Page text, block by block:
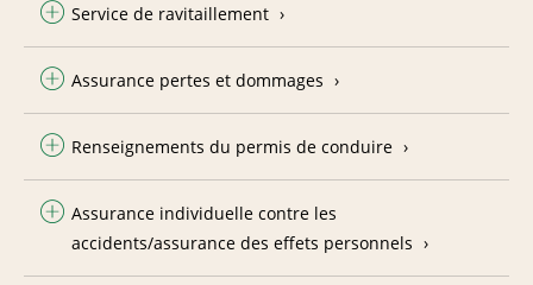
Service de ravitaillement
Assurance pertes et dommages
Renseignements du permis de conduire
Assurance individuelle contre les
accidents/assurance des effets personnels